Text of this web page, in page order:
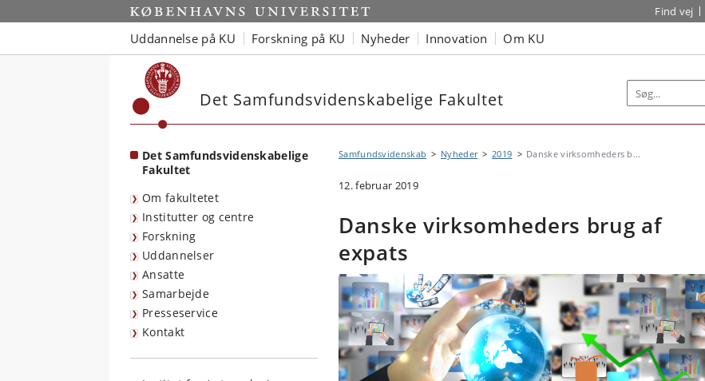
Start Find vej
Uddannelse på KU Forskning på KU Nyheder Innovation Om KU
Det Samfundsvidenskabelige Fakultet
Det Samfundsvidenskabelige
Fakultet
Om fakultetet
Institutter og centre
Forskning
Uddannelser
Ansatte
Samarbejde
Presseservice
Kontakt
Samfundsvidenskab Nyheder 2019 Danske virksomheders b...
12. februar 2019
Danske virksomheders brug af
expats